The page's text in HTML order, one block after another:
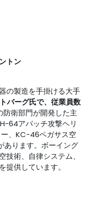
トン
の製造を手掛ける大手
バーグ氏で、従業員数
防衛部門が開発した主
64アパッチ攻撃ヘリ
、KC-46ペガサス空
あります。ボーイング
術、自律システム、
供しています。